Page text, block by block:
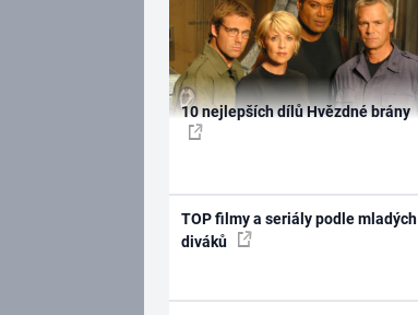
10 nejlepších dílů Hvězdné brány
TOP filmy a seriály podle mladých
diváků